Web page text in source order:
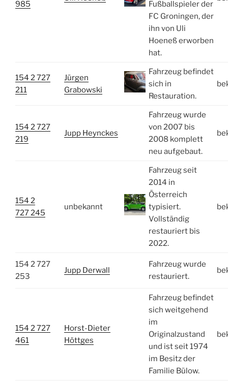
985
Fußballspieler der
FC Groningen, der
ihn von Uli
Hoeneß erworben
hat.
154 2 727
211
Jürgen
Grabowski
Fahrzeug befindet
sich in
Restauration.
154 2 727
219
Jupp Heynckes
Fahrzeug wurde
von 2007 bis
2008 komplett
neu aufgebaut.
154 2
727 245
unbekannt
Fahrzeug seit
2014 in
Österreich
typisiert.
Vollständig
restauriert bis
2022.
154 2 727
253
Jupp Derwall
Fahrzeug wurde
restauriert.
154 2 727
461
Horst-Dieter
Höttges
Fahrzeug befindet
sich weitgehend
im
Originalzustand
und ist seit 1974
im Besitz der
Familie Bülow.